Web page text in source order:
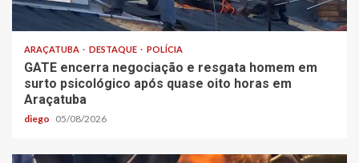
ARAÇATUBA DESTAQUE POLÍCIA
GATE encerra negociação e resgata homem em
surto psicológico após quase oito horas em
Araçatuba
diego 05/08/2026